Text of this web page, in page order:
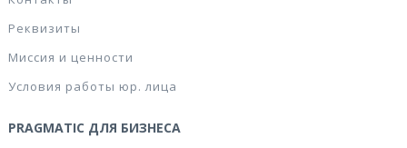
Реквизиты
Миссия и ценности
Условия работы юр. лица
PRAGMATIC ДЛЯ БИЗНЕСА